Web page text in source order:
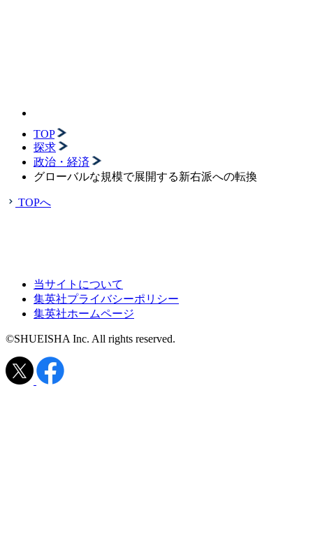
TOP
探求
政治・経済
グローバルな規模で展開する新右派への転換
TOPへ
当サイトについて
集英社プライバシーポリシー
集英社ホームページ
©SHUEISHA Inc. All rights reserved.